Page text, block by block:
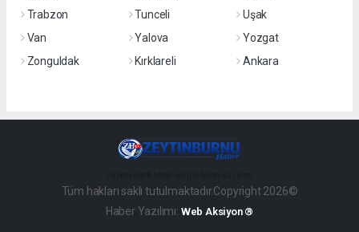
Trabzon
Tunceli
Uşak
Van
Yalova
Yozgat
Zonguldak
Kırklareli Ankara
Tüm hakları saklı tutulmaktadır.Copyright 2026©
Haber Yazılımı: Web Aksiyon ®